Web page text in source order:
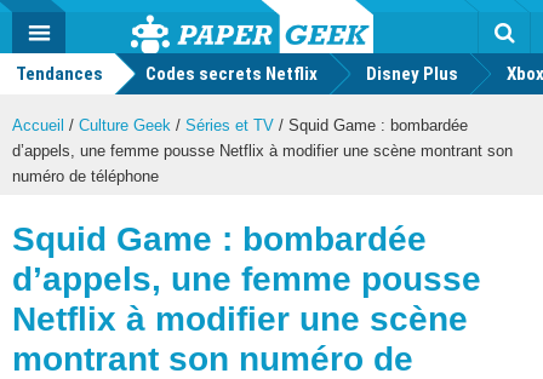
Actu
geek
MENU
Tendances Codes secrets Netflix Disney Plus
Accueil / Culture Geek / Séries et TV / Squid Game : bombardée
d’appels, une femme pousse Netflix à modifier une scène montrant son
numéro de téléphone
Squid Game : bombardée
d’appels, une femme pousse
Netflix à modifier une scène
montrant son numéro de
Mode
FacebookTwitter Youtube